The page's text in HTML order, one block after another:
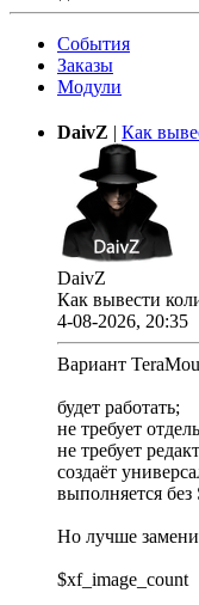
События
Заказы
Модули
DaivZ Как
DaivZ
Как вывести
4-08-2026, 20:35
Вариант
будет работать;
не требует
не требует
создаёт
выполняется без
Но лучше
$xf_image_count